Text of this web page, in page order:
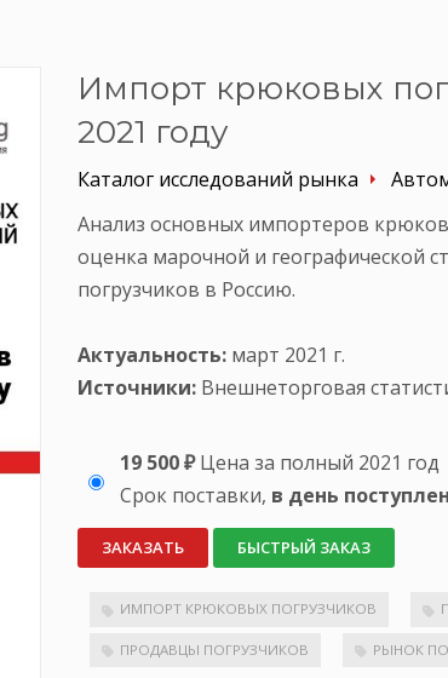
Импорт крюковых
2021 году
Каталог исследований рынка
Анализ основных импортеров
оценка марочной и географической
погрузчиков в Россию.
Актуальность: март 2021 г.
Источники: Внешнеторговая
19 500 ₽ Цена за полный 2021 год
Срок поставки, в день
ЗАКАЗАТЬ БЫСТРЫЙ ЗАКАЗ
ИМПОРТ КРЮКОВЫХ ПОГРУЗЧИКОВ
ПРОДАВЦЫ ПОГРУЗЧИКОВ РЫНОК